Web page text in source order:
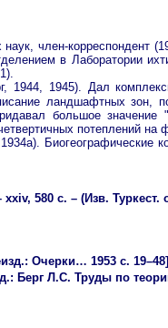
член-корреспондент
в Лаборатории
1945). Дал
ландшафтных зон,
большое
потеплений
Биогеографические
580 с. – (Изв. Туркест.
Очерки… 1953 с. 19–48]
Берг Л.С. Труды по